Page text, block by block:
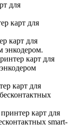
для
карт для
карт для
энкодером.
карт для
карт для
карт для
smart-